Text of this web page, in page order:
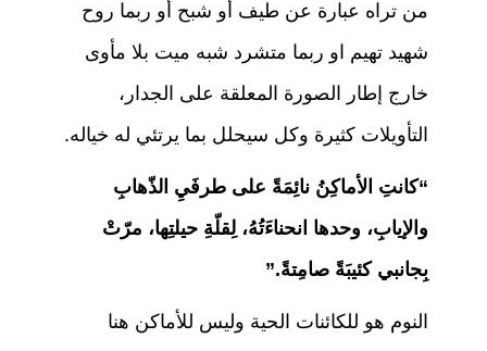
من تراه عبارة عن طيف أو شبح أو ربما روح
شهيد تهيم او ربما متشرد شبه ميت بلا مأوى
خارج إطار الصورة المعلقة على الجدار،
التأويلات كثيرة وكل سيحلل بما يرتئي له خياله.
“كانتِ الأماكِنُ نائِمَةً على طرفَيِ الذّهابِ
والإيابِ، وحدها انحناءَتُهُ، لِقلّةِ حيلتِها، مرّتْ
بِجانبي كئيبَةً صامِتةً.”
النوم هو للكائنات الحية وليس للأماكن هنا